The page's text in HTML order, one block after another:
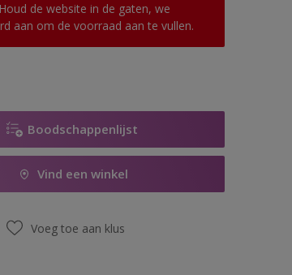
de website in de gaten, we
aan om de voorraad aan te vullen.
Boodschappenlijst
Vind een winkel
Voeg toe aan klus